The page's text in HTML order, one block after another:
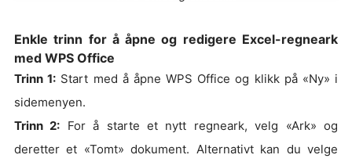
Enkle trinn for å åpne og redigere Excel-regneark
med WPS Office
Trinn 1: Start med å åpne WPS Office og klikk på «Ny» i
sidemenyen.
Trinn 2: For å starte et nytt regneark, velg «Ark» og
deretter et «Tomt» dokument. Alternativt kan du velge